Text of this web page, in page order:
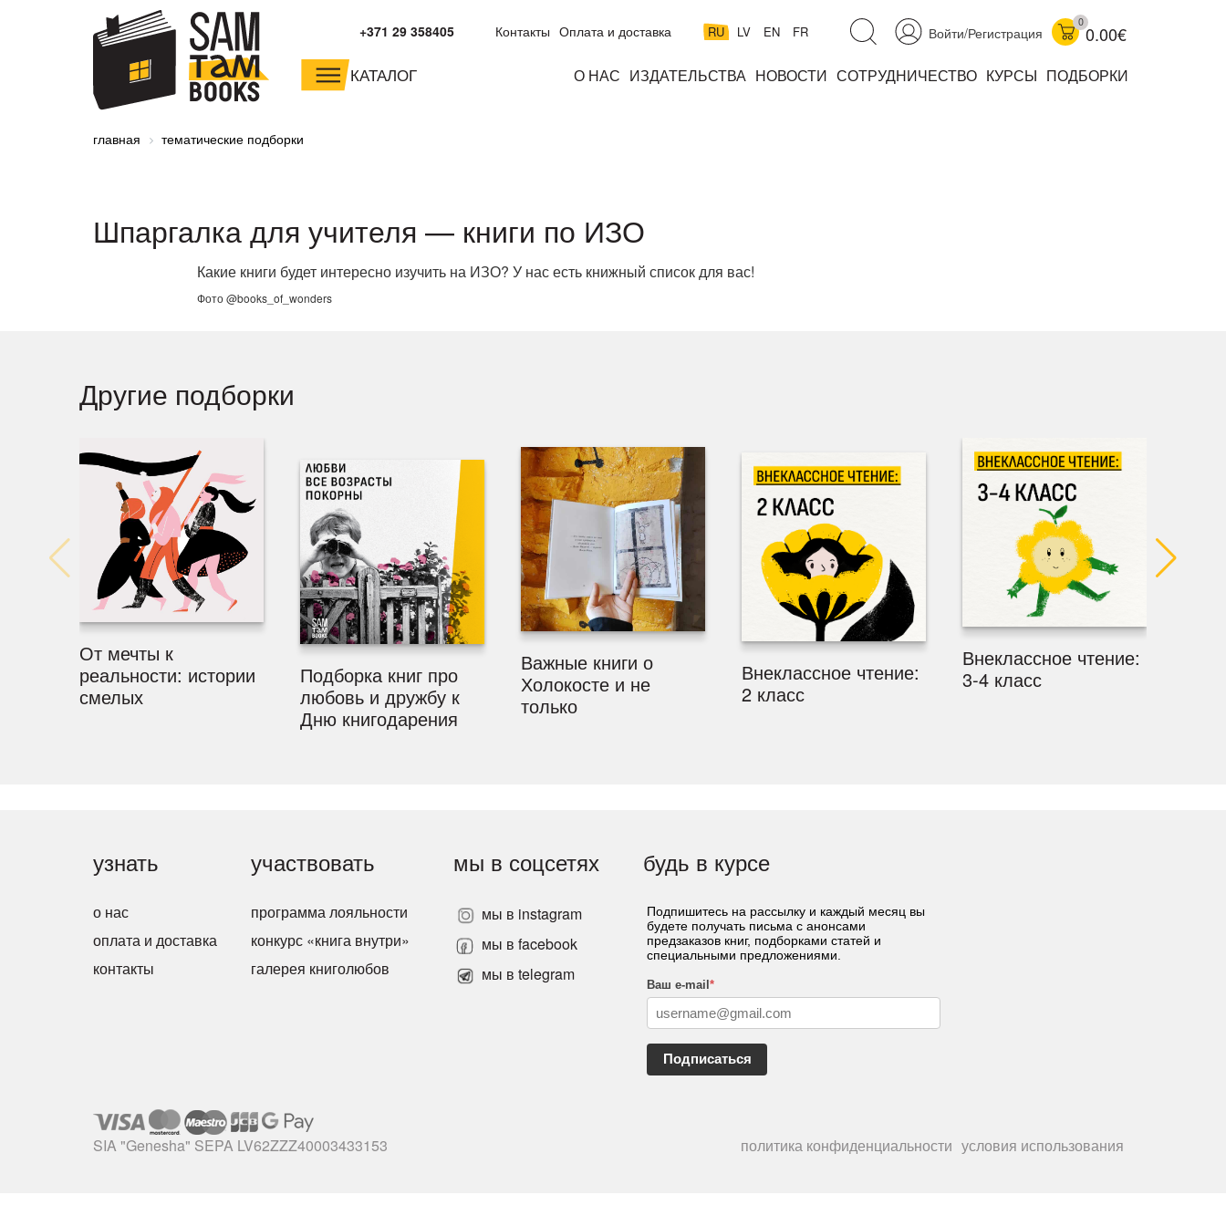
Войти/Регистрация
0
0.00€
RU LV EN FR
Контакты Оплата и доставка
+371 29 358405
КАТАЛОГ О НАС ИЗДАТЕЛЬСТВА НОВОСТИ СОТРУДНИЧЕСТВО КУРСЫ ПОДБОРКИ
малышам и
дошкольникам
младшим школьникам
главная тематические подборки
Шпаргалка для учителя — книги по ИЗО
Какие книги будет интересно изучить на ИЗО? У нас есть книжный список для вас!
Фото @books_of_wonders
Другие подборки
От мечты к
реальности: истории
смелых
Подборка книг про
любовь и дружбу к
Дню книгодарения
Важные книги о
Холокосте и не
только
Внеклассное чтение:
2 класс
Внеклассное чтение:
3-4 класс
узнать
о нас
оплата и доставка
контакты
участвовать
программа лояльности
конкурс «книга внутри»
галерея книголюбов
мы в соцсетях
мы в instagram
мы в facebook
мы в telegram
будь в курсе
Подпишитесь на рассылку и каждый месяц вы
будете получать письма с анонсами
предзаказов книг, подборками статей и
специальными предложениями.
Ваш e-mail *
Подписаться
SIA "Genesha" SEPA LV62ZZZ40003433153 политика конфиденциальности условия использования